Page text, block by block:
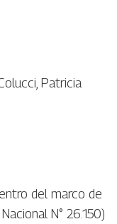
Patricia
del marco de
N° 26.150)